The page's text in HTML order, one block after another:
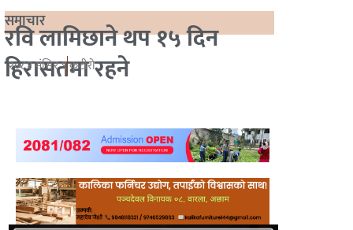
समाचार
रवि लामिछाने थप १५ दिन
हिरासतमा रहने
२०८१ मंसिर ९कुटीरो